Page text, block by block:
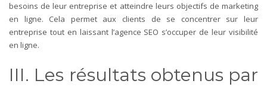
besoins de leur entreprise et atteindre leurs objectifs de marketing
en ligne. Cela permet aux clients de se concentrer sur leur
entreprise tout en laissant l’agence SEO s’occuper de leur visibilité
en ligne.
III. Les résultats obtenus par